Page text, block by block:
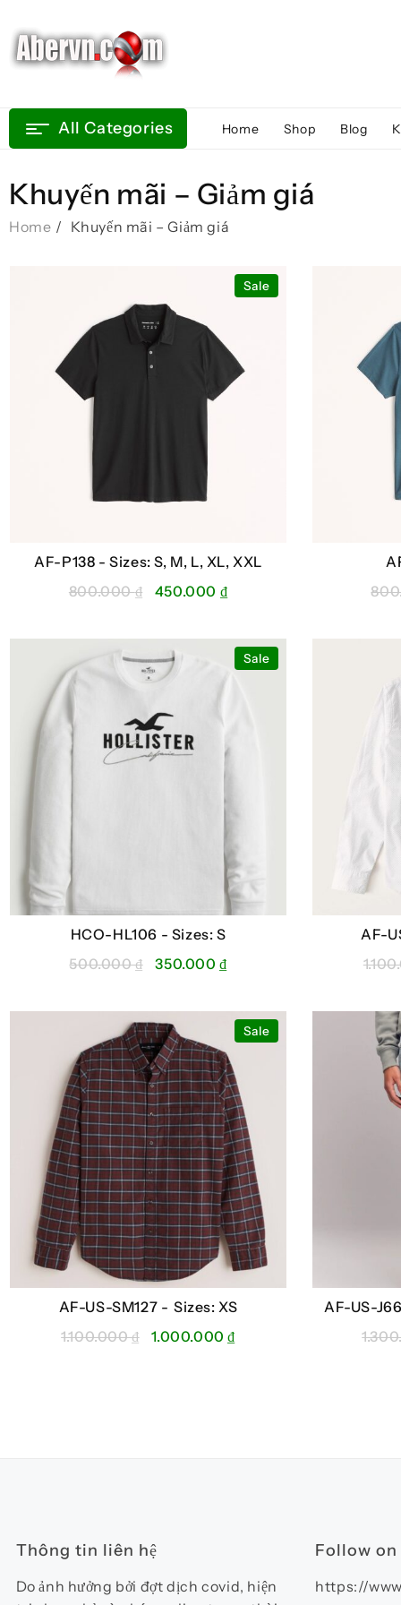
content
All Categories Home Shop Blog
Khuyến mãi – Giảm giá
Home Khuyến mãi – Giảm giá
Sale
AF-P138 -Sizes: S, M, L, XL, XXL
800.000₫
Giá
800.000 ₫.
450.000 ₫Giá
là:
450.000 ₫.
Sale
HCO-HL106 - Sizes: S
500.000₫
Giá
500.000 ₫.
350.000₫Giá
là:
350.000 ₫.
AF-
Sale
AF-US-SM127 -Sizes: XS
1.100.000₫
Giá
1.000.000₫Giá
AF-US-
Thông tin liên hệ
Do ảnh hưởng bởi đợt dịch covid, hiện
Follow
https://